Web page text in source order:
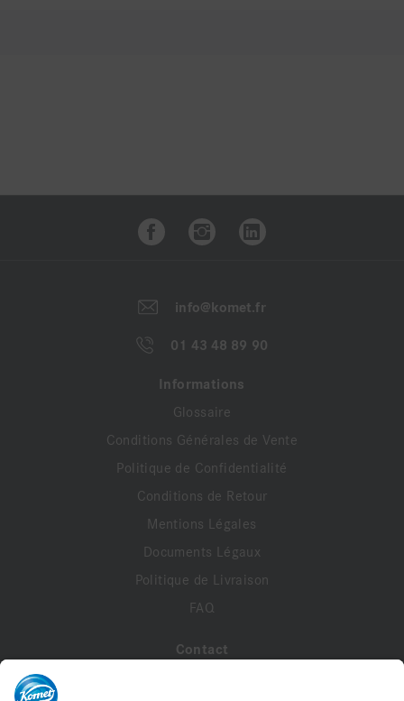
info@komet.fr
01 43 48 89 90
Informations
Glossaire
Conditions Générales de Vente
Politique de Confidentialité
Conditions de Retour
Mentions Légales
Documents Légaux
Politique de Livraison
FAQ
Contact